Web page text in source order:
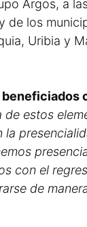
Argos, a
de los
Uribia y
de estos
con el
de